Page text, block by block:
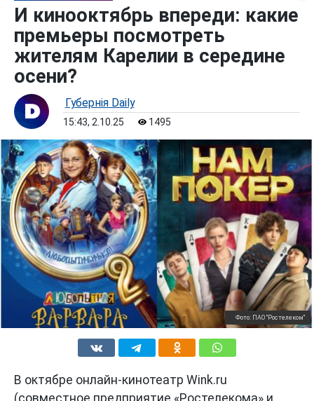
И кинооктябрь впереди: какие
премьеры посмотреть
жителям Карелии в середине
осени?
Губернiя Daily
15:43, 2.10.25 1495
Фото: ПАО "Ростелеком"
В октябре онлайн-кинотеатр Wink.ru